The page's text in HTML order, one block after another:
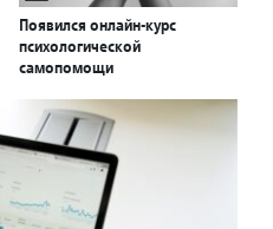
Появился онлайн-курс
психологической
самопомощи